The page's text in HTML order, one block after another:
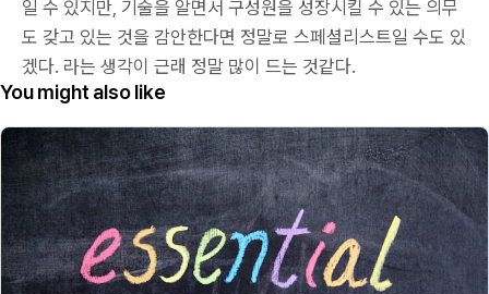
일 수 있지만, 기술을 알면서 구성원을 성장시킬 수 있는 의무
도 갖고 있는 것을 감안한다면 정말로 스페셜리스트일 수도 있
겠다. 라는 생각이 근래 정말 많이 드는 것같다.
You might also like